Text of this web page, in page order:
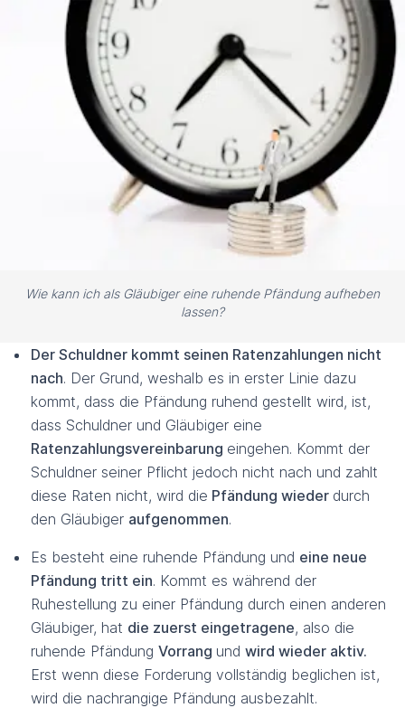
Wie kann ich als Gläubiger eine ruhende Pfändung aufheben
lassen?
Der Schuldner kommt seinen Ratenzahlungen nicht
nach. Der Grund, weshalb es in erster Linie dazu
kommt, dass die Pfändung ruhend gestellt wird, ist,
dass Schuldner und Gläubiger eine
Ratenzahlungsvereinbarung eingehen. Kommt der
Schuldner seiner Pflicht jedoch nicht nach und zahlt
diese Raten nicht, wird die Pfändung wieder durch
den Gläubiger aufgenommen.
Es besteht eine ruhende Pfändung und eine neue
Pfändung tritt ein. Kommt es während der
Ruhestellung zu einer Pfändung durch einen anderen
Gläubiger, hat die zuerst eingetragene, also die
ruhende Pfändung Vorrang und wird wieder aktiv.
Erst wenn diese Forderung vollständig beglichen ist,
wird die nachrangige Pfändung ausbezahlt.